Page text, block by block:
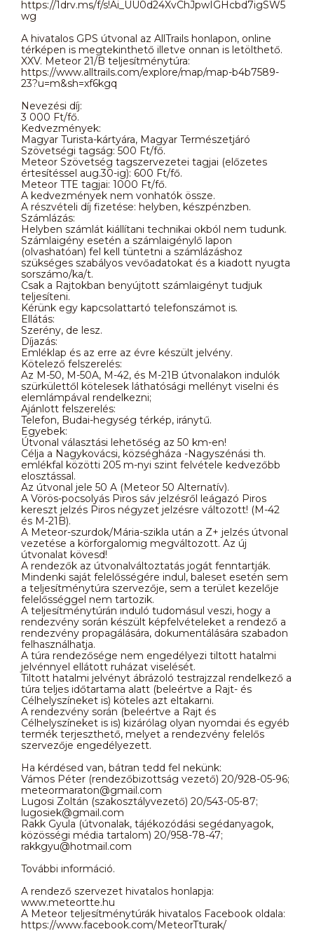
https://1drv.ms/f/s!Ai_UU0d24XvChJpwIGHcbd7igSW5
wg
A hivatalos GPS útvonal az AllTrails honlapon, online
térképen is megtekinthető illetve onnan is letölthető.
XXV. Meteor 21/B teljesítménytúra:
https://www.alltrails.com/explore/map/map-b4b7589-
23?u=m&sh=xf6kgq
Nevezési díj:
3 000 Ft/fő.
Kedvezmények:
Magyar Turista-kártyára, Magyar Természetjáró
Szövetségi tagság: 500 Ft/fő.
Meteor Szövetség tagszervezetei tagjai (előzetes
értesítéssel aug.30-ig): 600 Ft/fő.
Meteor TTE tagjai: 1000 Ft/fő.
A kedvezmények nem vonhatók össze.
A részvételi díj fizetése: helyben, készpénzben.
Számlázás:
Helyben számlát kiállítani technikai okból nem tudunk.
Számlaigény esetén a számlaigénylő lapon
(olvashatóan) fel kell tüntetni a számlázáshoz
szükséges szabályos vevőadatokat és a kiadott nyugta
sorszámo/ka/t.
Csak a Rajtokban benyújtott számlaigényt tudjuk
teljesíteni.
Kérünk egy kapcsolattartó telefonszámot is.
Ellátás:
Szerény, de lesz.
Díjazás:
Emléklap és az erre az évre készült jelvény.
Kötelező felszerelés:
Az M-50, M-50A, M-42, és M-21B útvonalakon indulók
szürkülettől kötelesek láthatósági mellényt viselni és
elemlámpával rendelkezni;
Ajánlott felszerelés:
Telefon, Budai-hegység térkép, iránytű.
Egyebek:
Útvonal választási lehetőség az 50 km-en!
Célja a Nagykovácsi, községháza -Nagyszénási th.
emlékfal közötti 205 m-nyi szint felvétele kedvezőbb
elosztással.
Az útvonal jele 50 A (Meteor 50 Alternatív).
A Vörös-pocsolyás Piros sáv jelzésről leágazó Piros
kereszt jelzés Piros négyzet jelzésre változott! (M-42
és M-21B).
A Meteor-szurdok/Mária-szikla után a Z+ jelzés útvonal
vezetése a körforgalomig megváltozott. Az új
útvonalat kövesd!
A rendezők az útvonalváltoztatás jogát fenntartják.
Mindenki saját felelősségére indul, baleset esetén sem
a teljesítménytúra szervezője, sem a terület kezelője
felelősséggel nem tartozik.
A teljesítménytúrán induló tudomásul veszi, hogy a
rendezvény során készült képfelvételeket a rendező a
rendezvény propagálására, dokumentálására szabadon
felhasználhatja.
A túra rendezősége nem engedélyezi tiltott hatalmi
jelvénnyel ellátott ruházat viselését.
Tiltott hatalmi jelvényt ábrázoló testrajzzal rendelkező a
túra teljes időtartama alatt (beleértve a Rajt- és
Célhelyszíneket is) köteles azt eltakarni.
A rendezvény során (beleértve a Rajt és
Célhelyszíneket is is) kizárólag olyan nyomdai és egyéb
termék terjeszthető, melyet a rendezvény felelős
szervezője engedélyezett.
Ha kérdésed van, bátran tedd fel nekünk:
Vámos Péter (rendezőbizottság vezető) 20/928-05-96;
meteormaraton@gmail.com
Lugosi Zoltán (szakosztályvezető) 20/543-05-87;
lugosiek@gmail.com
Rakk Gyula (útvonalak, tájékozódási segédanyagok,
közösségi média tartalom) 20/958-78-47;
rakkgyu@hotmail.com
További információ.
A rendező szervezet hivatalos honlapja:
www.meteortte.hu
A Meteor teljesítménytúrák hivatalos Facebook oldala:
https://www.facebook.com/MeteorTturak/